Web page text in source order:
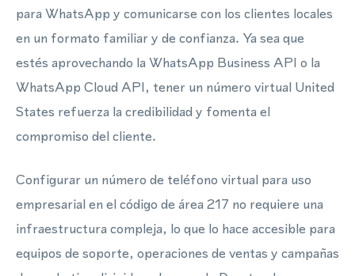
para WhatsApp y comunicarse con los clientes locales
en un formato familiar y de confianza. Ya sea que
estés aprovechando la WhatsApp Business API o la
WhatsApp Cloud API, tener un número virtual United
States refuerza la credibilidad y fomenta el
compromiso del cliente.
Configurar un número de teléfono virtual para uso
empresarial en el código de área 217 no requiere una
infraestructura compleja, lo que lo hace accesible para
equipos de soporte, operaciones de ventas y campañas